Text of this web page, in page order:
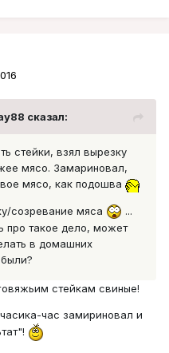
сказал:
стейки, взял вырезку
мясо. Замариновал,
мясо, как подошва
созревание мяса
...
про такое дело, может
в домашних
стейкам свиные!
час замириновал и